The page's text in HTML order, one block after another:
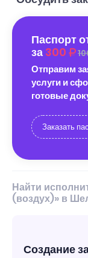
Паспорт
за 300
Отправим
услуги и
готовые
Заказать
Найти
(воздух)» в
Создание